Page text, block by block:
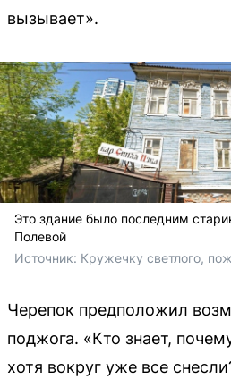
вызывает».
Это здание было последним
Полевой
Источник: Кружечку светлого,
Черепок предположил
поджога. «Кто знает,
хотя вокруг уже все